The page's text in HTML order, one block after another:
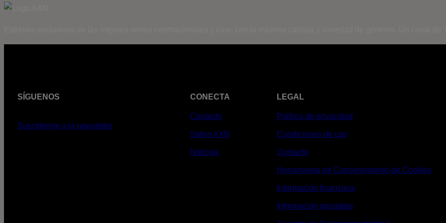
SÍGUENOS
Suscribirme a la newsletter
CONECTA
Contacto
Sobre AXN
Noticias
LEGAL
Política de privacidad
Condiciones de uso
Contacto
Herramienta de Consentimiento de Cookies
Información financiera
Información prestador